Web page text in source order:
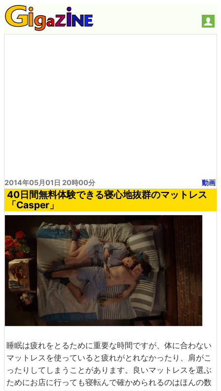
2014年05月01日 20時00分 動画
40日間無料体験できる寝心地抜群のマットレス
「Casper」
睡眠は疲れをとるために重要な時間ですが、体に合わない
マットレスを使っていると疲れがとれなかったり、肩がこ
ったりしてしまうことがあります。良いマットレスを選ぶ
ためにお店に行っても寝転んで確かめられるのはほんの数